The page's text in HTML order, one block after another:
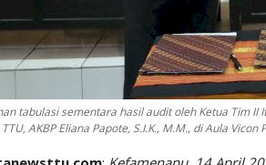
tabulasi sementara hasil audit oleh Ketua Tim II
AKBP Eliana Papote, S.I.K., M.M., di Aula